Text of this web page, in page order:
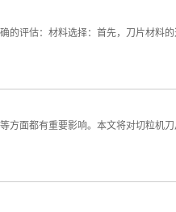
评估：材料选择：首先，刀片材料
面都有重要影响。本文将对切粒机